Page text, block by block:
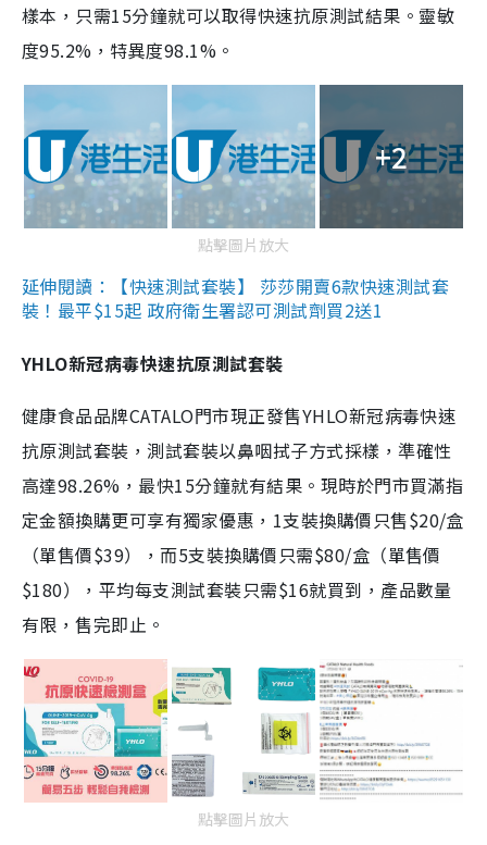
樣本，只需15分鐘就可以取得快速抗原測試結果。靈敏
度95.2%，特異度98.1%。
+2
點擊圖片放大
延伸閱讀：【快速測試套裝】 莎莎開賣6款快速測試套
裝！最平$15起 政府衛生署認可測試劑買2送1
YHLO新冠病毒快速抗原測試套裝
健康食品品牌CATALO門市現正發售YHLO新冠病毒快速
抗原測試套裝，測試套裝以鼻咽拭子方式採樣，準確性
高達98.26%，最快15分鐘就有結果。現時於門市買滿指
定金額換購更可享有獨家優惠，1支裝換購價只售$20/盒
（單售價$39），而5支裝換購價只需$80/盒（單售價
$180），平均每支測試套裝只需$16就買到，產品數量
有限，售完即止。
點擊圖片放大